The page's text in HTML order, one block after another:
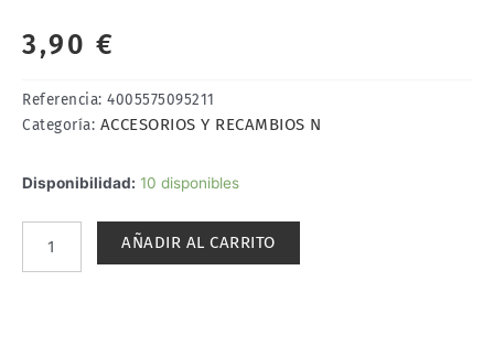
3,90 €
Referencia: 4005575095211
Categoría: ACCESORIOS Y RECAMBIOS N
Disponibilidad: 10 disponibles
ENGANCHE
9521
AÑADIR AL CARRITO